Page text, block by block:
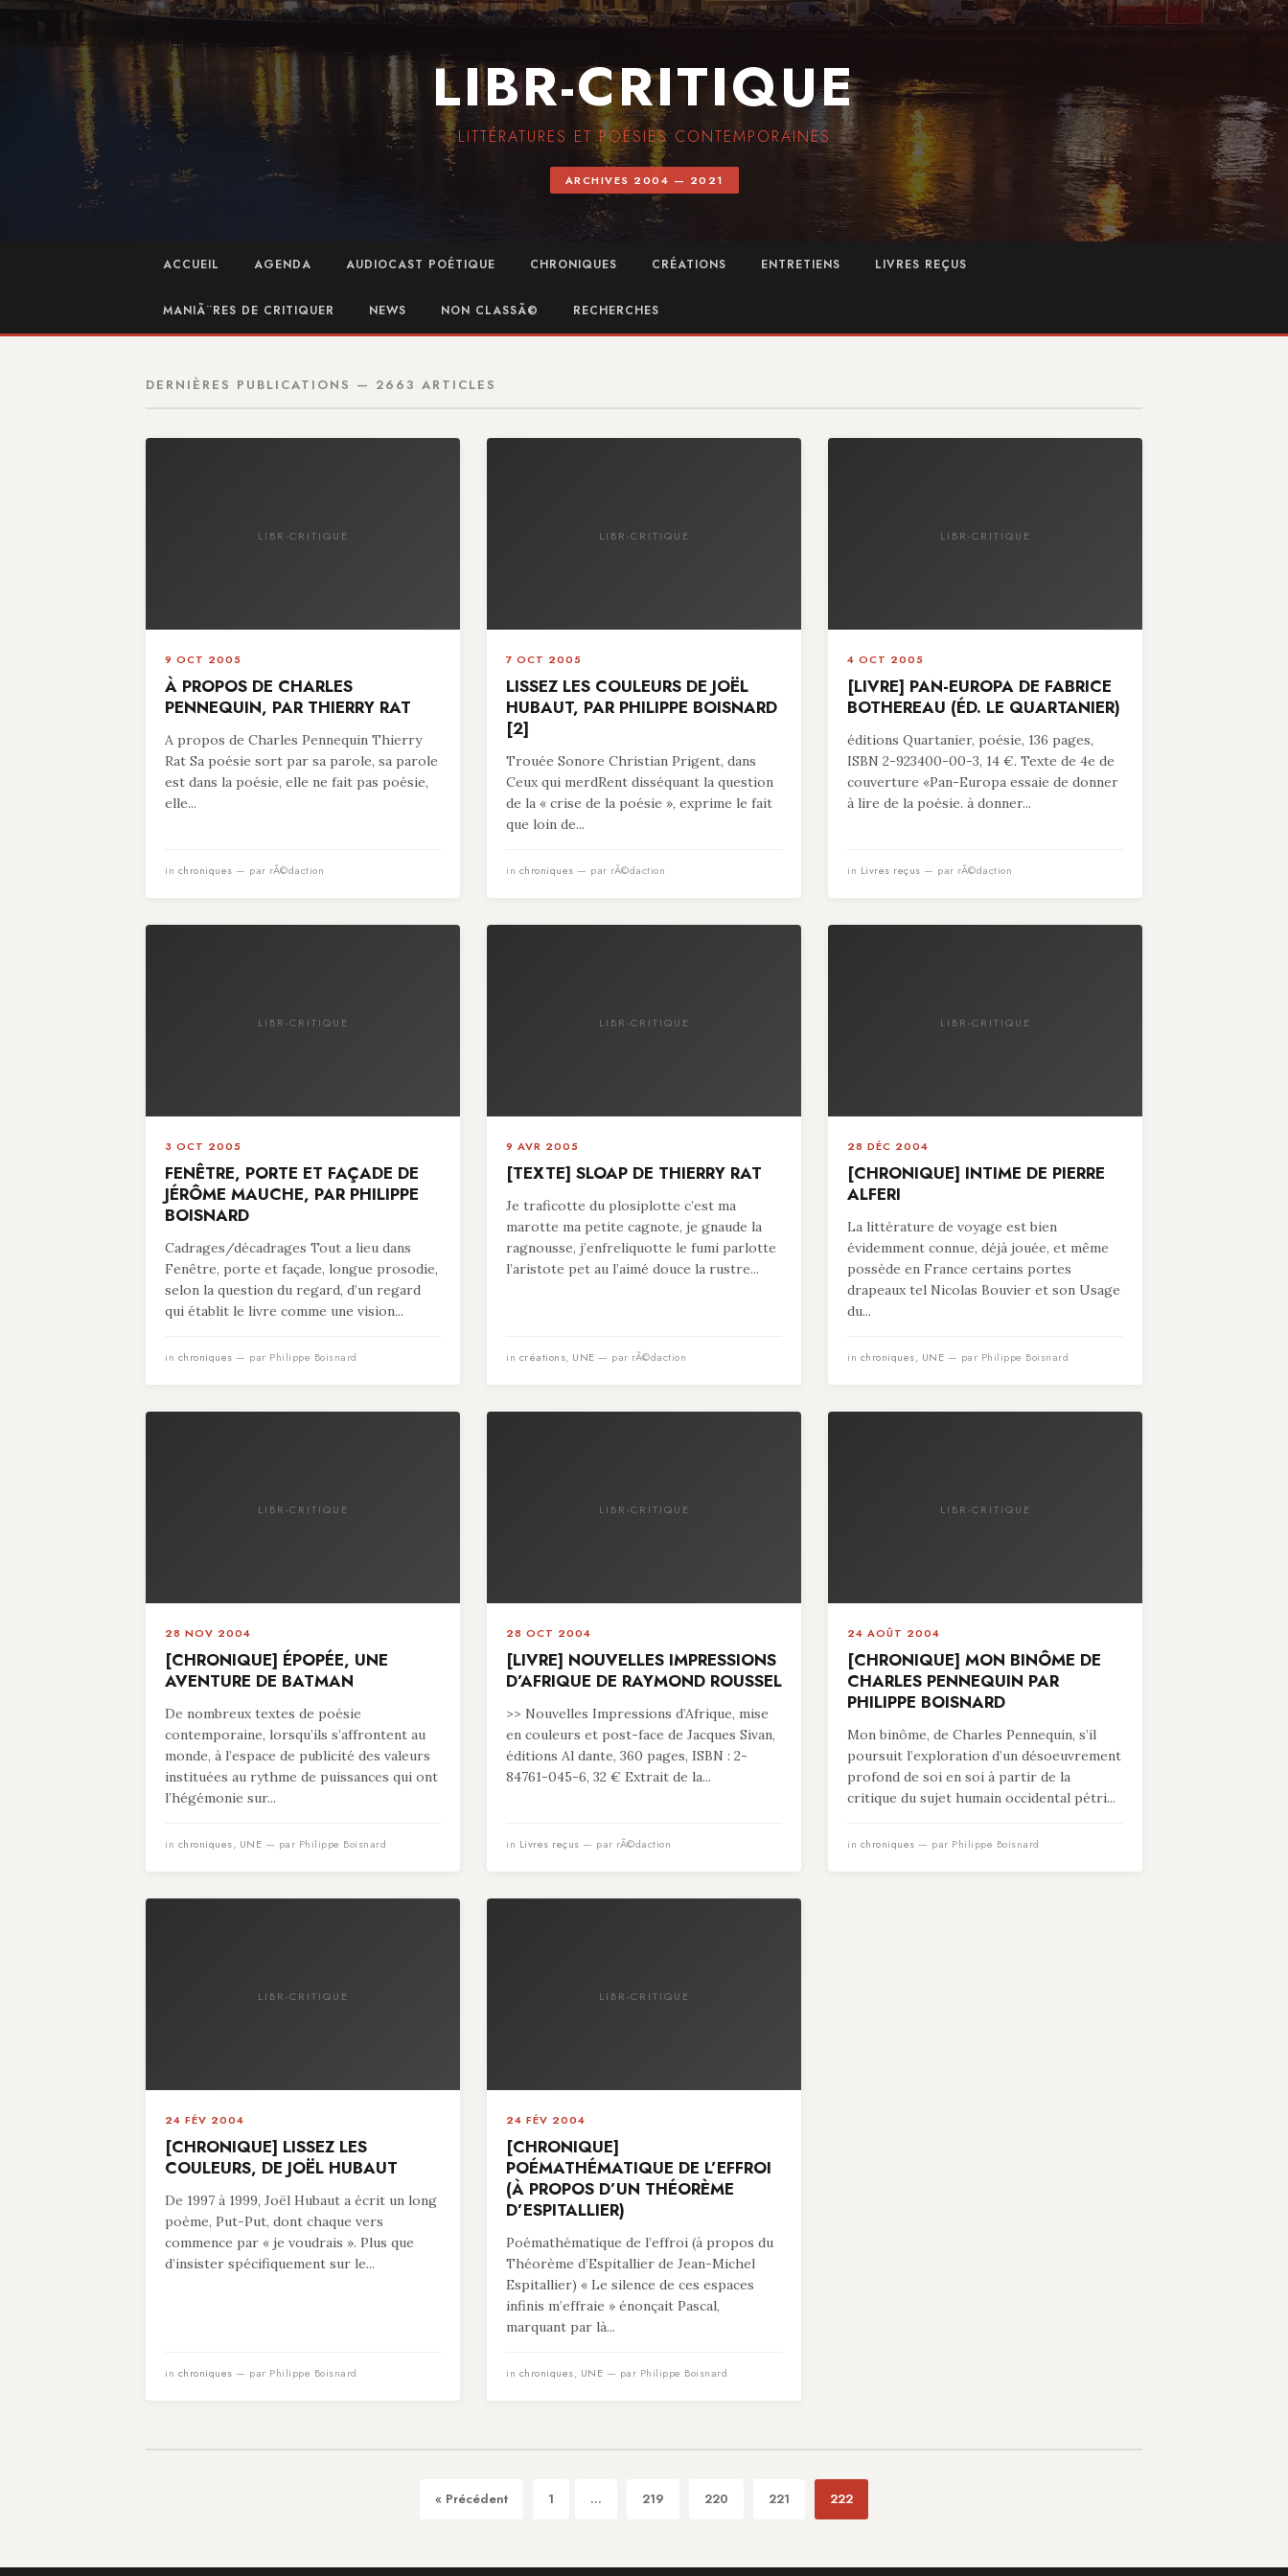
LIBR-CRITIQUE
LITTÉRATURES ET POÉSIES CONTEMPORAINES
ARCHIVES 2004 — 2021
ACCUEIL AGENDA AUDIOCAST POÉTIQUE CHRONIQUES CRÉATIONS ENTRETIENS LIVRES REÇUS
MANIÃ¨RES DE CRITIQUER NEWS NON CLASSÃ© RECHERCHES
DERNIÈRES PUBLICATIONS — 2663 ARTICLES
LIBR-CRITIQUE
9 OCT 2005
À PROPOS DE CHARLES
PENNEQUIN, PAR THIERRY RAT
A propos de Charles Pennequin Thierry
Rat Sa poésie sort par sa parole, sa parole
est dans la poésie, elle ne fait pas poésie,
elle...
in chroniques — par rÃ©daction
LIBR-CRITIQUE
7 OCT 2005
LISSEZ LES COULEURS DE JOËL
HUBAUT, PAR PHILIPPE BOISNARD
[2]
Trouée Sonore Christian Prigent, dans
Ceux qui merdRent disséquant la question
de la « crise de la poésie », exprime le fait
que loin de...
in chroniques — par rÃ©daction
LIBR-CRITIQUE
4 OCT 2005
[LIVRE] PAN-EUROPA DE FABRICE
BOTHEREAU (ÉD. LE QUARTANIER)
éditions Quartanier, poésie, 136 pages,
ISBN 2-923400-00-3, 14 €. Texte de 4e de
couverture «Pan-Europa essaie de donner
à lire de la poésie. à donner...
in Livres reçus — par rÃ©daction
LIBR-CRITIQUE
3 OCT 2005
FENÊTRE, PORTE ET FAÇADE DE
JÉRÔME MAUCHE, PAR PHILIPPE
BOISNARD
Cadrages/décadrages Tout a lieu dans
Fenêtre, porte et façade, longue prosodie,
selon la question du regard, d’un regard
qui établit le livre comme une vision...
in chroniques — par Philippe Boisnard
LIBR-CRITIQUE
9 AVR 2005
[TEXTE] SLOAP DE THIERRY RAT
Je traficotte du plosiplotte c’est ma
marotte ma petite cagnote, je gnaude la
ragnousse, j’enfreliquotte le fumi parlotte
l’aristote pet au l’aimé douce la rustre...
in créations, UNE — par rÃ©daction
LIBR-CRITIQUE
28 DÉC 2004
[CHRONIQUE] INTIME DE PIERRE
ALFERI
La littérature de voyage est bien
évidemment connue, déjà jouée, et même
possède en France certains portes
drapeaux tel Nicolas Bouvier et son Usage
du...
in chroniques, UNE — par Philippe Boisnard
LIBR-CRITIQUE
28 NOV 2004
[CHRONIQUE] ÉPOPÉE, UNE
AVENTURE DE BATMAN
De nombreux textes de poésie
contemporaine, lorsqu’ils s’affrontent au
monde, à l’espace de publicité des valeurs
instituées au rythme de puissances qui ont
l’hégémonie sur...
in chroniques, UNE — par Philippe Boisnard
LIBR-CRITIQUE
28 OCT 2004
[LIVRE] NOUVELLES IMPRESSIONS
D’AFRIQUE DE RAYMOND ROUSSEL
>> Nouvelles Impressions d’Afrique, mise
en couleurs et post-face de Jacques Sivan,
éditions Al dante, 360 pages, ISBN : 2-
84761-045-6, 32 € Extrait de la...
in Livres reçus — par rÃ©daction
LIBR-CRITIQUE
24 AOÛT 2004
[CHRONIQUE] MON BINÔME DE
CHARLES PENNEQUIN PAR
PHILIPPE BOISNARD
Mon binôme, de Charles Pennequin, s’il
poursuit l’exploration d’un désoeuvrement
profond de soi en soi à partir de la
critique du sujet humain occidental pétri...
in chroniques — par Philippe Boisnard
LIBR-CRITIQUE
24 FÉV 2004
[CHRONIQUE] LISSEZ LES
COULEURS, DE JOËL HUBAUT
De 1997 à 1999, Joël Hubaut a écrit un long
poème, Put-Put, dont chaque vers
commence par « je voudrais ». Plus que
d’insister spécifiquement sur le...
in chroniques — par Philippe Boisnard
LIBR-CRITIQUE
24 FÉV 2004
[CHRONIQUE]
POÉMATHÉMATIQUE DE L’EFFROI
(À PROPOS D’UN THÉORÈME
D’ESPITALLIER)
Poémathématique de l’effroi (à propos du
Théorème d’Espitallier de Jean-Michel
Espitallier) « Le silence de ces espaces
infinis m’effraie » énonçait Pascal,
marquant par là...
in chroniques, UNE — par Philippe Boisnard
« Précédent 1 ... 219 220 221 222